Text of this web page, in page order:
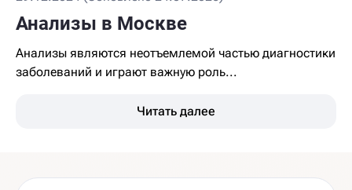
Анализы в Москве
Анализы являются неотъемлемой частью диагностики
заболеваний и играют важную роль...
Читать далее